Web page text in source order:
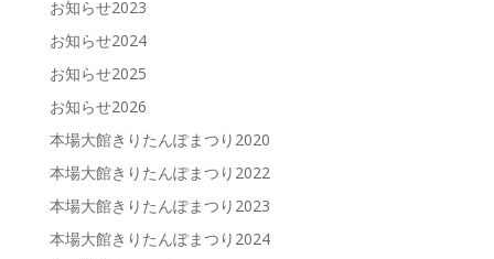
お知らせ2023
お知らせ2024
お知らせ2025
お知らせ2026
本場大館きりたんぽまつり2020
本場大館きりたんぽまつり2022
本場大館きりたんぽまつり2023
本場大館きりたんぽまつり2024